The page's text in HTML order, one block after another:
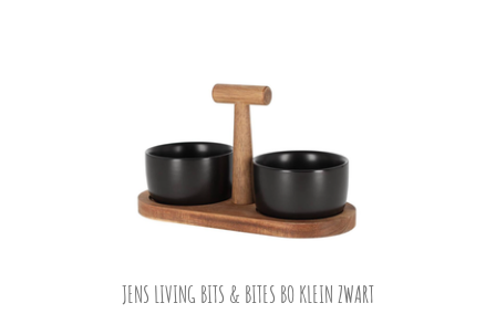
JENS LIVING BITS & BITES BO KLEIN ZWART